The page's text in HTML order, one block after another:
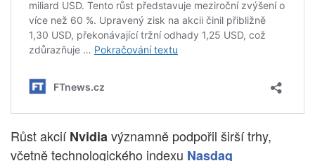
Růst akciíNvidiavýznamně podpořil širší trhy,
včetně technologického indexu Nasdaq